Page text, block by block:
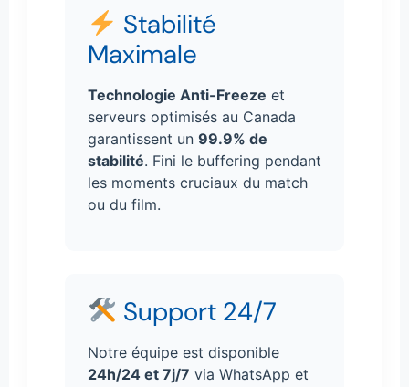
Stabilité
Maximale
Technologie Anti-Freeze et
serveurs optimisés au Canada
garantissent un 99.9% de
stabilité. Fini le buffering pendant
les moments cruciaux du match
ou du film.
Support 24/7
Notre équipe est disponible
24h/24 et 7j/7 via WhatsApp et